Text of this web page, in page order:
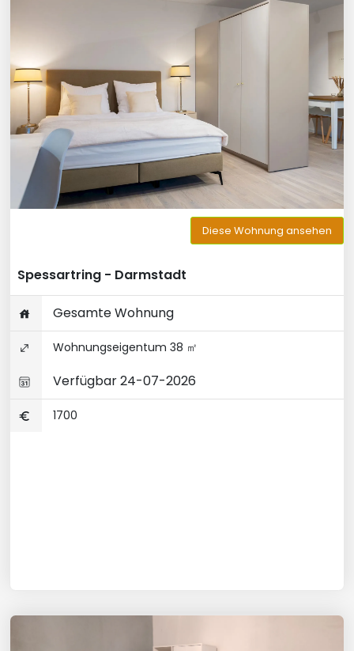
Diese Wohnung ansehen
Spessartring - Darmstadt
Gesamte Wohnung
Wohnungseigentum 38 ㎡
Verfügbar 24-07-2026
1700